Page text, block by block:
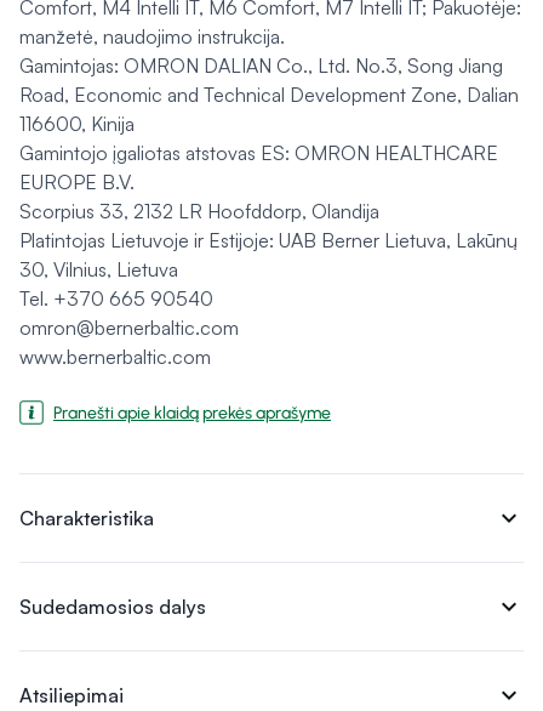
Comfort, M4 Intelli IT, M6 Comfort, M7 Intelli IT; Pakuotėje:
manžetė, naudojimo instrukcija.
Gamintojas: OMRON DALIAN Co., Ltd. No.3, Song Jiang
Road, Economic and Technical Development Zone, Dalian
116600, Kinija
Gamintojo įgaliotas atstovas ES: OMRON HEALTHCARE
EUROPE B.V.
Scorpius 33, 2132 LR Hoofddorp, Olandija
Platintojas Lietuvoje ir Estijoje: UAB Berner Lietuva, Lakūnų
30, Vilnius, Lietuva
Tel. +370 665 90540
omron@bernerbaltic.com
www.bernerbaltic.com
Pranešti apie klaidą prekės aprašyme
Charakteristika expand_more
Sudedamosios dalys expand_more
Atsiliepimai expand_more